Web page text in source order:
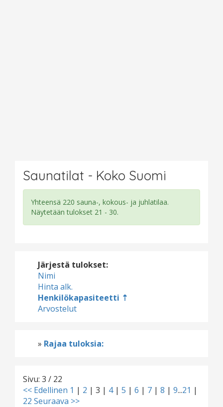
Saunatilat - Koko Suomi
Yhteensä 220 sauna-, kokous- ja juhlatilaa.
Näytetään tulokset 21 - 30.
Järjestä tulokset:
Nimi
Hinta alk.
Henkilökapasiteetti
Arvostelut
» Rajaa tuloksia:
Sivu: 3 / 22
<< Edellinen 1 | 2 | 3 | 4| 5 | 6 | 7 | 8 | 9...21 |
22 Seuraava >>